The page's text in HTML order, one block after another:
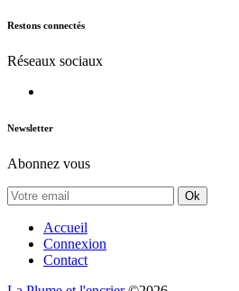
Restons connectés
Réseaux sociaux
Newsletter
Abonnez vous
Ok
Accueil
Connexion
Contact